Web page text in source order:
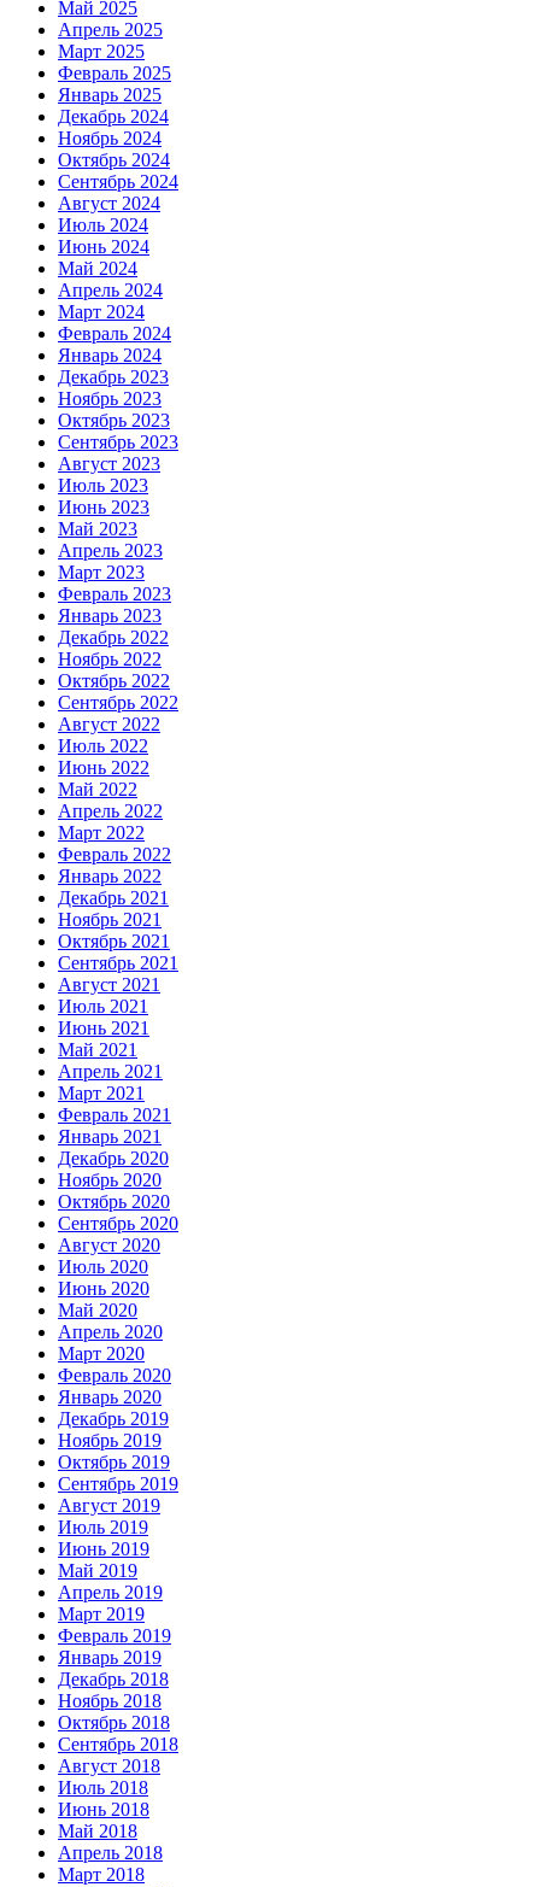
Май 2025
Апрель 2025
Март 2025
Февраль 2025
Январь 2025
Декабрь 2024
Ноябрь 2024
Октябрь 2024
Сентябрь 2024
Август 2024
Июль 2024
Июнь 2024
Май 2024
Апрель 2024
Март 2024
Февраль 2024
Январь 2024
Декабрь 2023
Ноябрь 2023
Октябрь 2023
Сентябрь 2023
Август 2023
Июль 2023
Июнь 2023
Май 2023
Апрель 2023
Март 2023
Февраль 2023
Январь 2023
Декабрь 2022
Ноябрь 2022
Октябрь 2022
Сентябрь 2022
Август 2022
Июль 2022
Июнь 2022
Май 2022
Апрель 2022
Март 2022
Февраль 2022
Январь 2022
Декабрь 2021
Ноябрь 2021
Октябрь 2021
Сентябрь 2021
Август 2021
Июль 2021
Июнь 2021
Май 2021
Апрель 2021
Март 2021
Февраль 2021
Январь 2021
Декабрь 2020
Ноябрь 2020
Октябрь 2020
Сентябрь 2020
Август 2020
Июль 2020
Июнь 2020
Май 2020
Апрель 2020
Март 2020
Февраль 2020
Январь 2020
Декабрь 2019
Ноябрь 2019
Октябрь 2019
Сентябрь 2019
Август 2019
Июль 2019
Июнь 2019
Май 2019
Апрель 2019
Март 2019
Февраль 2019
Январь 2019
Декабрь 2018
Ноябрь 2018
Октябрь 2018
Сентябрь 2018
Август 2018
Июль 2018
Июнь 2018
Май 2018
Апрель 2018
Март 2018